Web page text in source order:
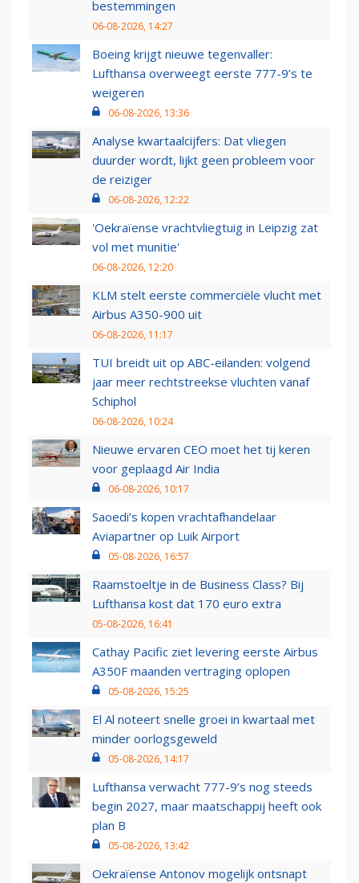
bestemmingen
06-08-2026, 14:27
Boeing krijgt nieuwe tegenvaller:
Lufthansa overweegt eerste 777-9’s te
weigeren
06-08-2026, 13:36
Analyse kwartaalcijfers: Dat vliegen
duurder wordt, lijkt geen probleem voor
de reiziger
06-08-2026, 12:22
'Oekraïense vrachtvliegtuig in Leipzig zat
vol met munitie'
06-08-2026, 12:20
KLM stelt eerste commerciële vlucht met
Airbus A350-900 uit
06-08-2026, 11:17
TUI breidt uit op ABC-eilanden: volgend
jaar meer rechtstreekse vluchten vanaf
Schiphol
06-08-2026, 10:24
Nieuwe ervaren CEO moet het tij keren
voor geplaagd Air India
06-08-2026, 10:17
Saoedi’s kopen vrachtafhandelaar
Aviapartner op Luik Airport
05-08-2026, 16:57
Raamstoeltje in de Business Class? Bij
Lufthansa kost dat 170 euro extra
05-08-2026, 16:41
Cathay Pacific ziet levering eerste Airbus
A350F maanden vertraging oplopen
05-08-2026, 15:25
El Al noteert snelle groei in kwartaal met
minder oorlogsgeweld
05-08-2026, 14:17
Lufthansa verwacht 777-9’s nog steeds
begin 2027, maar maatschappij heeft ook
plan B
05-08-2026, 13:42
Oekraïense Antonov mogelijk ontsnapt